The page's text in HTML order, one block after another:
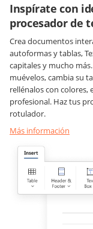
Inspírate con
procesador de
Crea documentos
autoformas y tablas,
capitales y mucho
muévelos, cambia su
rellénalos con colores,
profesional. Haz tus
rotulador.
Más información